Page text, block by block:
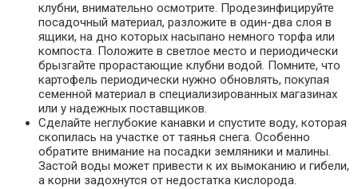
клубни, внимательно осмотрите. Продезинфицируйте
посадочный материал, разложите в один-два слоя в
ящики, на дно которых насыпано немного торфа или
компоста. Положите в светлое место и периодически
брызгайте прорастающие клубни водой. Помните, что
картофель периодически нужно обновлять, покупая
семенной материал в специализированных магазинах
или у надежных поставщиков.
Сделайте неглубокие канавки и спустите воду, которая
скопилась на участке от таянья снега. Особенно
обратите внимание на посадки земляники и малины.
Застой воды может привести к их вымоканию и гибели,
а корни задохнутся от недостатка кислорода.